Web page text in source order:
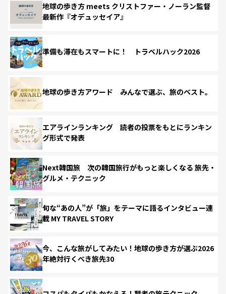
地球の歩き方 meets クリストファー・ノーラン監督
最新作『オデュッセイア』
準備も滞在もスマートに！ トラベルハック2026
地球の歩き方アワード みんなで選ぶ、旅のベスト。
エアラインランキング 読者の投票をもとにランキン
グ形式で発表
Next韓国旅 次の韓国旅行がもっと楽しくなる 旅先・
グルメ・テクニック
旬な“あの人”が「旅」をテーマに語るインタビュー連
載 MY TRAVEL STORY
今、こんな旅がしてみたい！地球の歩き方が選ぶ2026
年絶対行くべき旅先30